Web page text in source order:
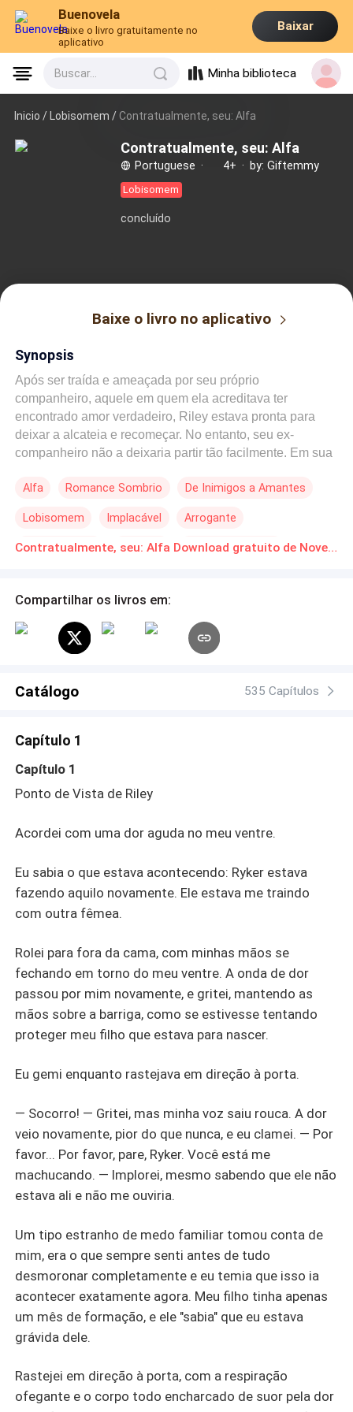
Buenovela
Baixe o livro gratuitamente no
aplicativo
Baixar
Buscar... Minha biblioteca
Inicio /Lobisomem / Contratualmente, seu: Alfa
Contratualmente, seu: Alfa
Portuguese · 4+ · by: Giftemmy
Lobisomem
concluído
Baixe o livro no aplicativo
Synopsis
Após ser traída e ameaçada por seu próprio
companheiro, aquele em quem ela acreditava ter
encontrado amor verdadeiro, Riley estava pronta para
deixar a alcateia e recomeçar. No entanto, seu ex-
companheiro não a deixaria partir tão facilmente. Em sua
a assinar um contrato com o perigosíssimo, porém
simples. Riley precisava apenas agir como a
companheira do Alfa por seis meses, e depois estaria
relacionamentos, então ele deixou isso muito claro. Mas
eu sei que você não vai me machucar? Como posso
saber que estarei segura com você? — Perguntei,
mim, e ele parecia um verdadeiro predador. — Você não
as outras pessoas, exceto de mim mesmo. — Você me
suavemente pelas minhas bochechas. — Sim. - Riley
estaria assinando um contrato com o próprio Diabo?
Alfa Romance Sombrio De Inimigos a Amantes
Lobisomem Implacável Arrogante
Amor Proibido Rejeição Enredo Acelerado Contratualmente, seu: Alfa Download gratuito de Novelas Online em PDF
Compartilhar os livros em:
Catálogo 535 Capítulos
Capítulo 1
Capítulo 1
Ponto de Vista de Riley
Acordei com uma dor aguda no meu ventre.
Eu sabia o que estava acontecendo: Ryker estava
fazendo aquilo novamente. Ele estava me traindo
com outra fêmea.
Rolei para fora da cama, com minhas mãos se
fechando em torno do meu ventre. A onda de dor
passou por mim novamente, e gritei, mantendo as
mãos sobre a barriga, como se estivesse tentando
proteger meu filho que estava para nascer.
Eu gemi enquanto rastejava em direção à porta.
— Socorro! — Gritei, mas minha voz saiu rouca. A dor
veio novamente, pior do que nunca, e eu clamei. — Por
favor... Por favor, pare, Ryker. Você está me
machucando. — Implorei, mesmo sabendo que ele não
estava ali e não me ouviria.
Um tipo estranho de medo familiar tomou conta de
mim, era o que sempre senti antes de tudo
desmoronar completamente e eu temia que isso ia
acontecer exatamente agora. Meu filho tinha apenas
um mês de formação, e ele "sabia" que eu estava
grávida dele.
Rastejei em direção à porta, com a respiração
ofegante e o corpo todo encharcado de suor pela dor